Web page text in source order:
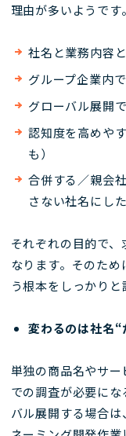
理由が多いようです。
社名と業務内容
グループ企業内
グローバル展開
認知度を高めや
も）
合併する／親会
さない社名にし
それぞれの目的で
なります。そのた
う根本をしっかりと
変わるのは社名
単独の商品名やサ
での調査が必要に
バル展開する場合は